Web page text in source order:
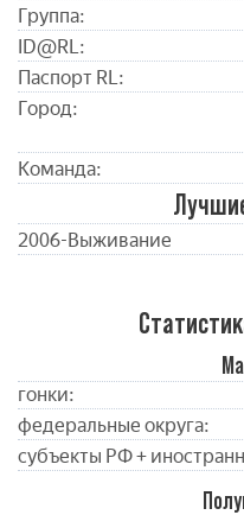
Группа:
ID@RL:
Паспорт RL:
Город:
Команда:
2006-Выживание
гонки:
федеральные округа:
субъекты РФ +